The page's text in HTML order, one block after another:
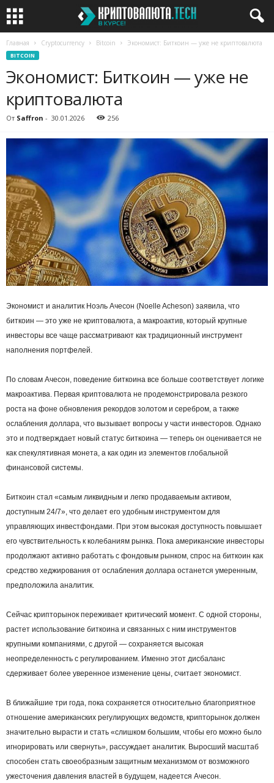
Главная Cryptocurrency Bitcoin Экономист: Биткоин — уже не криптовалюта
BITCOIN
Экономист: Биткоин — уже не
криптовалюта
От Saffron - 30.01.2026 256
Экономист и аналитик Ноэль Ачесон (Noelle Acheson) заявила, что
биткоин — это уже не криптовалюта, а макроактив, который крупные
инвесторы все чаще рассматривают как традиционный инструмент
наполнения портфелей.
По словам Ачесон, поведение биткоина все больше соответствует логике
макроактива. Первая криптовалюта не продемонстрировала резкого
роста на фоне обновления рекордов золотом и серебром, а также
ослабления доллара, что вызывает вопросы у части инвесторов. Однако
это и подтверждает новый статус биткоина — теперь он оценивается не
как спекулятивная монета, а как один из элементов глобальной
финансовой системы.
Биткоин стал «самым ликвидным и легко продаваемым активом,
доступным 24/7», что делает его удобным инструментом для
управляющих инвестфондами. При этом высокая доступность повышает
его чувствительность к колебаниям рынка. Пока американские инвесторы
продолжают активно работать с фондовым рынком, спрос на биткоин как
средство хеджирования от ослабления доллара останется умеренным,
предположила аналитик.
Сейчас крипторынок переживает критический момент. С одной стороны,
растет использование биткоина и связанных с ним инструментов
крупными компаниями, с другой — сохраняется высокая
неопределенность с регулированием. Именно этот дисбаланс
сдерживает более уверенное изменение цены, считает экономист.
В ближайшие три года, пока сохраняется относительно благоприятное
отношение американских регулирующих ведомств, крипторынок должен
значительно вырасти и стать «слишком большим, чтобы его можно было
игнорировать или свернуть», рассуждает аналитик. Выросший масштаб
способен стать своеобразным защитным механизмом от возможного
ужесточения давления властей в будущем, надеется Ачесон.